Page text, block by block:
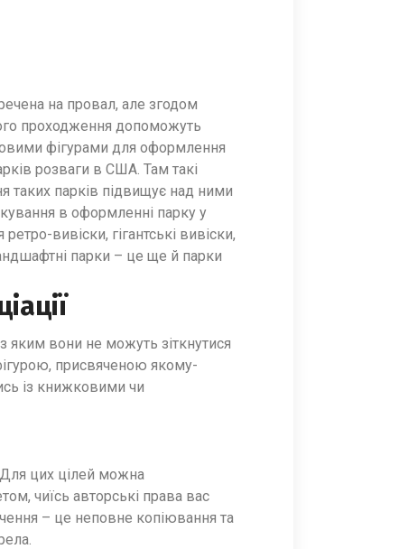
на провал, але згодом
проходження допоможуть
фігурами для оформлення
розваги в США. Там такі
таких парків підвищує над ними
в оформленні парку у
вивіски, гігантські вивіски,
парки – це ще й парки
яким вони не можуть зіткнутися
присвяченою якому-
із книжковими чи
цих цілей можна
чиїсь авторські права вас
– це неповне копіювання та